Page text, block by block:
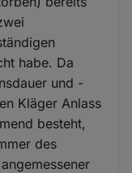
habe. Da
und -
Kläger Anlass
besteht,
des